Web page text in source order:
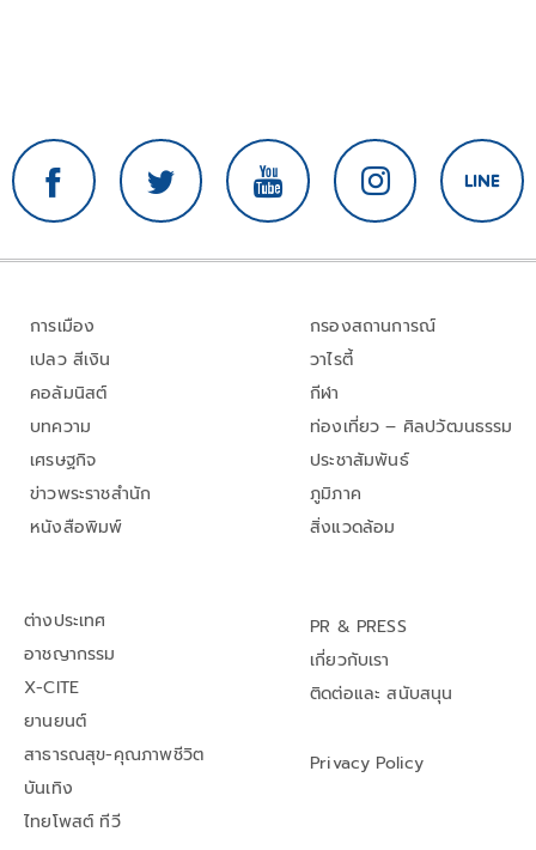
การเมือง
เปลว สีเงิน
คอลัมนิสต์
บทความ
เศรษฐกิจ
ข่าวพระราชสำนัก
หนังสือพิมพ์
กรองสถานการณ์
วาไรตี้
กีฬา
ท่องเที่ยว – ศิลปวัฒนธรรม
ประชาสัมพันธ์
ภูมิภาค
สิ่งแวดล้อม
ต่างประเทศ
อาชญากรรม
X-CITE
ยานยนต์
สาธารณสุข-คุณภาพชีวิต
บันเทิง
ไทยโพสต์ ทีวี
PR & PRESS
เกี่ยวกับเรา
ติดต่อและ สนับสนุน
Privacy Policy